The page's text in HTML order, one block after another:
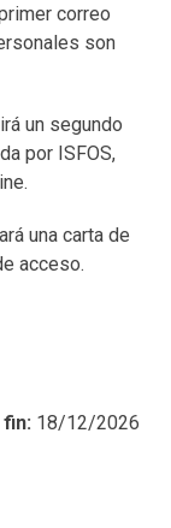
correo
son
un segundo
por ISFOS,
una carta de
acceso.
fin: 18/12/2026